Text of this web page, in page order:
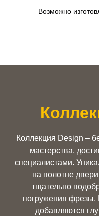
Возможно
Коллекция Design –
мастерства,
специалистами.
на полотне
тщательно
погружения фрезы.
добавляются